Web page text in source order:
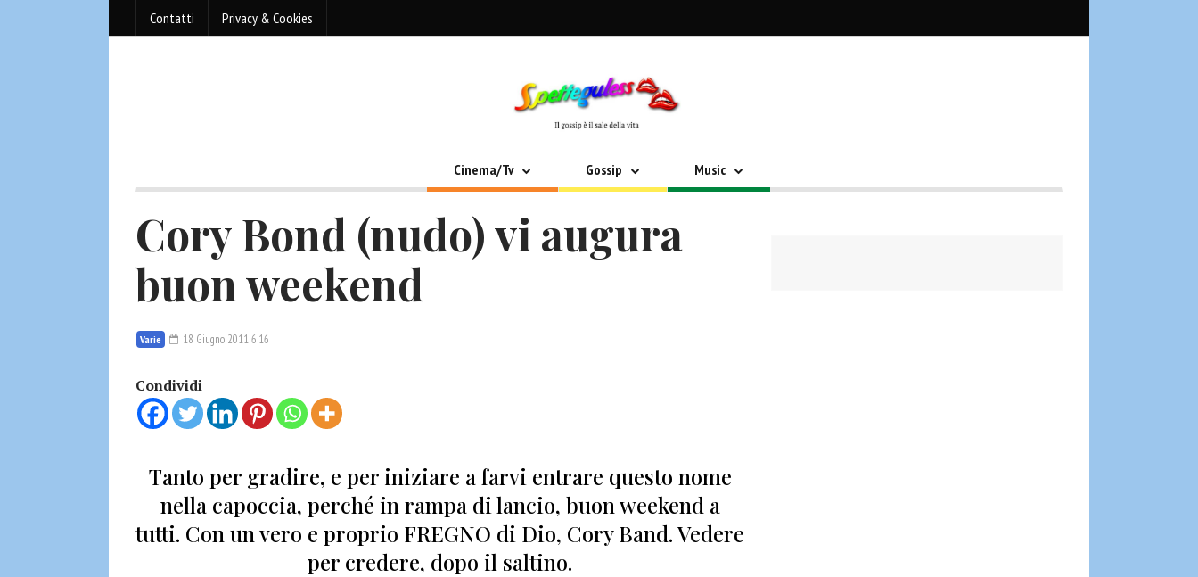
Contatti Privacy & Cookies
Cinema/Tv Gossip Music
Cory Bond (nudo) vi augura
buon weekend
Varie 18 Giugno 2011 6:16
Condividi
Tanto per gradire, e per iniziare a farvi entrare questo nome
nella capoccia, perché in rampa di lancio, buon weekend a
tutti. Con un vero e proprio FREGNO di Dio, Cory Band.Vedere
per credere, dopo il saltino.